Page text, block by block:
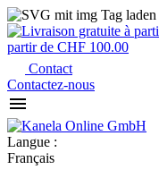
partir de CHF 100.00
Contact
Contactez-nous

Langue :
Français